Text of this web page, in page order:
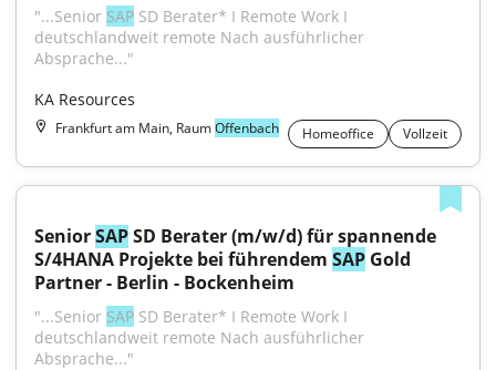
"...Senior SAP SD Berater* I Remote Work I
deutschlandweit remote Nach ausführlicher
Absprache..."
KA Resources
Frankfurt am Main, RaumOffenbach Homeoffice Vollzeit
Senior SAP SD Berater (m/w/d) für spannende
S/4HANA Projekte bei führendem SAP Gold
Partner - Berlin - Bockenheim
"...Senior SAP SD Berater* I Remote Work I
deutschlandweit remote Nach ausführlicher
Absprache..."